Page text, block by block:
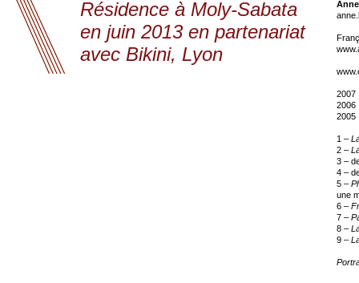
Résidence à Moly-Sabata
en juin 2013 en partenariat
avec Bikini, Lyon
2007
2006
2005
1 –
2 –
3 –
4 –
5 –
une
6 –
7 –
8 –
9 –